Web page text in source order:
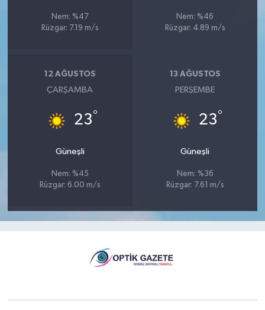
Nem: %47
Rüzgar: 7.19 m/s
Nem: %46
Rüzgar: 4.89 m/s
12 AĞUSTOS
ÇARŞAMBA
23°
Güneşli
Nem: %45
Rüzgar: 6.00 m/s
13 AĞUSTOS
PERŞEMBE
23°
Güneşli
Nem: %36
Rüzgar: 7.61 m/s